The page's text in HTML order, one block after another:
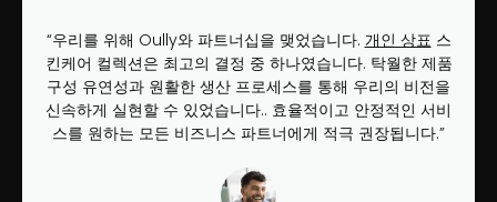
“우리를 위해 Oully와 파트너십을 맺었습니다. 개인 상표 스
킨케어 컬렉션은 최고의 결정 중 하나였습니다. 탁월한 제품
구성 유연성과 원활한 생산 프로세스를 통해 우리의 비전을
신속하게 실현할 수 있었습니다.. 효율적이고 안정적인 서비
스를 원하는 모든 비즈니스 파트너에게 적극 권장됩니다.”